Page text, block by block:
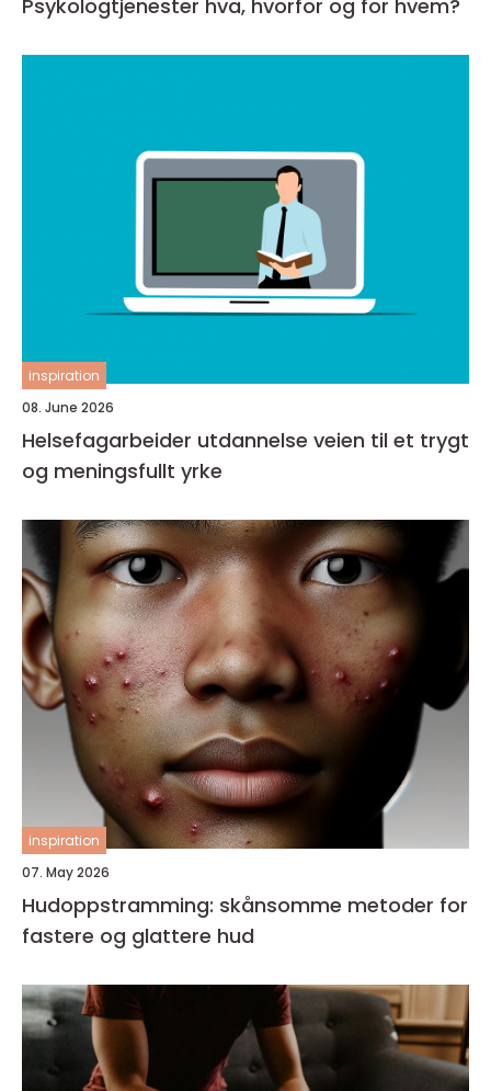
Psykologtjenester hva, hvorfor og for hvem?
inspiration
08. June 2026
Helsefagarbeider utdannelse veien til et trygt
og meningsfullt yrke
inspiration
07. May 2026
Hudoppstramming: skånsomme metoder for
fastere og glattere hud